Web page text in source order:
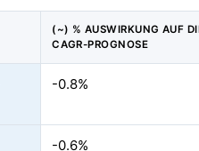
(~) % AUSWIRKUNG AUF
CAGR-PROGNOSE
-0.8%
-0.6%